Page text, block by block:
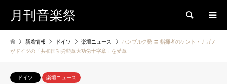
月刊音楽祭 検索
新着情報 ドイツ 楽壇ニュース
ハンブルク発 〓 指揮者のケント・ナガノ
がドイツの「共和国功労勲章大功労十字章」を受章
ドイツ 楽壇ニュース